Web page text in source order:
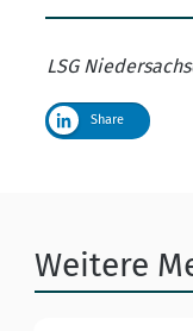
LSG
Share
Weitere